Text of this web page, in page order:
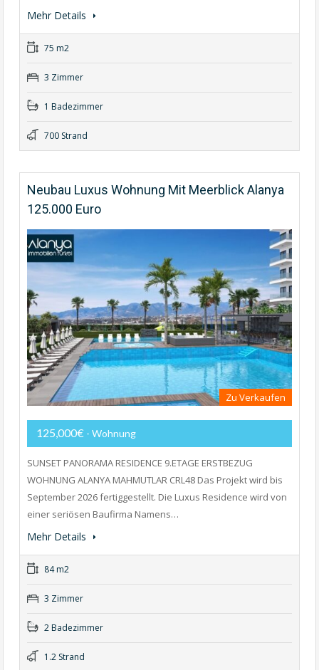
Mehr Details
75 m2
3 Zimmer
1 Badezimmer
700 Strand
Neubau Luxus Wohnung Mit Meerblick Alanya
125.000 Euro
Zu Verkaufen
125,000€ - Wohnung
SUNSET PANORAMA RESIDENCE 9.ETAGE ERSTBEZUG
WOHNUNG ALANYA MAHMUTLAR CRL48 Das Projekt wird bis
September 2026 fertiggestellt. Die Luxus Residence wird von
einer seriösen Baufirma Namens…
Mehr Details
84 m2
3 Zimmer
2 Badezimmer
1.2 Strand